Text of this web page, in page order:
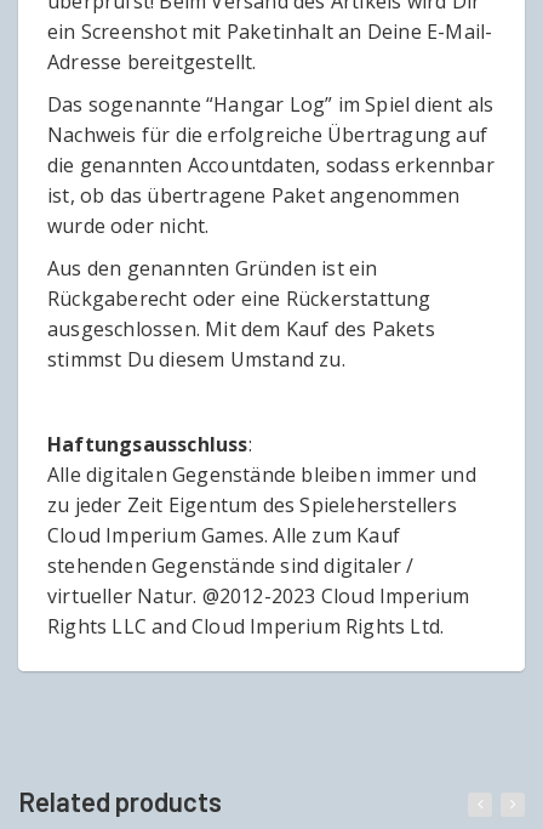
ein Screenshot mit Paketinhalt an Deine E-Mail-
Adresse bereitgestellt.
Das sogenannte “Hangar Log” im Spiel dient als
Nachweis für die erfolgreiche Übertragung auf
die genannten Accountdaten, sodass erkennbar
ist, ob das übertragene Paket angenommen
wurde oder nicht.
Aus den genannten Gründen ist ein
Rückgaberecht oder eine Rückerstattung
ausgeschlossen. Mit dem Kauf des Pakets
stimmst Du diesem Umstand zu.
Haftungsausschluss:
Alle digitalen Gegenstände bleiben immer und
zu jeder Zeit Eigentum des Spieleherstellers
Cloud Imperium Games. Alle zum Kauf
stehenden Gegenstände sind digitaler /
virtueller Natur. @2012-2023 Cloud Imperium
Rights LLC and Cloud Imperium Rights Ltd.
Related products